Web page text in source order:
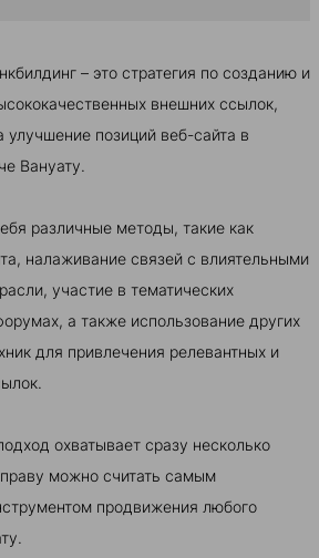
– это стратегия по созданию и
внешних ссылок,
улучшение позиций веб-сайта в
Вануату.
различные методы, такие как
налаживание связей с влиятельными
участие в тематических
а также использование других
для привлечения релевантных и
охватывает сразу несколько
можно считать самым
продвижения любого